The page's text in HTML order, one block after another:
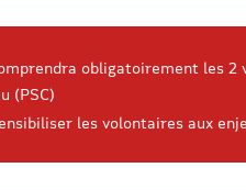
obligatoirement les 2
(PSC)
les volontaires aux